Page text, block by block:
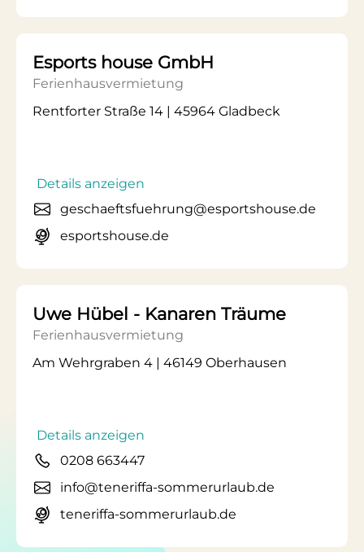
Esports house GmbH
Ferienhausvermietung
Rentforter Straße 14 | 45964 Gladbeck
Details anzeigen
geschaeftsfuehrung@esportshouse.de
esportshouse.de
Uwe Hübel - Kanaren Träume
Ferienhausvermietung
Am Wehrgraben 4 | 46149 Oberhausen
Details anzeigen
0208 663447
info@teneriffa-sommerurlaub.de
teneriffa-sommerurlaub.de